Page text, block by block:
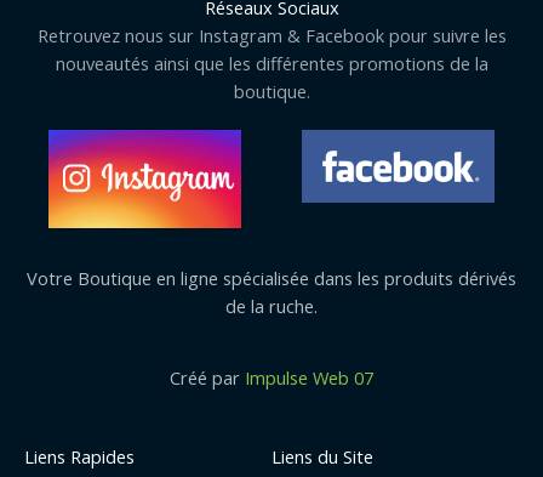
Réseaux Sociaux
Retrouvez nous sur Instagram & Facebook pour suivre les
nouveautés ainsi que les différentes promotions de la
boutique.
Votre Boutique en ligne spécialisée dans les produits dérivés
de la ruche.
Créé par Impulse Web 07
Liens Rapides Liens du Site